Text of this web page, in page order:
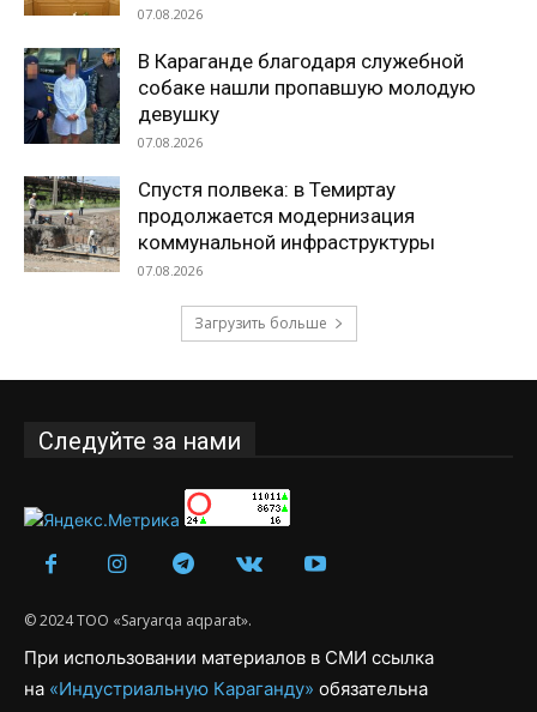
07.08.2026
В Караганде благодаря служебной
собаке нашли пропавшую молодую
девушку
07.08.2026
Спустя полвека: в Темиртау
продолжается модернизация
коммунальной инфраструктуры
07.08.2026
Загрузить больше
Следуйте за нами
© 2024 ТОО «Saryarqa aqparat».
При использовании материалов в СМИ ссылка
на «Индустриальную Караганду» обязательна